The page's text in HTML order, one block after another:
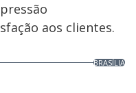
aos clientes.
BRASÍLIA